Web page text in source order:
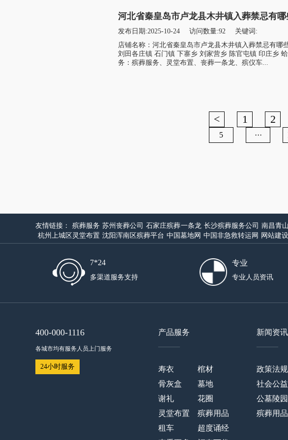
河北省秦皇岛市卢龙县木井镇入葬禁忌有
发布日期:2025-10-24 访问数量:92
关键词:
店铺名称：河北省秦皇岛市卢龙县木井镇入葬禁忌有
刘田各庄镇 石门镇 下寨乡 刘家营乡 陈官屯镇 印庄乡
务：殡葬服务、灵堂布置、丧葬一条龙、殡仪车...
< 1 2
5 ···
友情链接： 殡葬服务 苏州丧葬公司 石家庄殡葬一条龙 长沙殡葬服务公司 南昌青
杭州上城区灵堂布置 沈阳浑南区殡葬平台 中国墓地网 中国非急救转运网 网站建设
7*24
多渠道服务支持
专业
专业人员资讯
400-000-1116
各城市均有服务人员上门服务
24小时服务
产品服务
——
寿衣
棺材
骨灰盒
墓地
谢礼
花圈
灵堂布置
殡葬用品
租车
超度诵经
新闻资讯
——
政策法规
社会公益
公墓陵园
殡葬用品